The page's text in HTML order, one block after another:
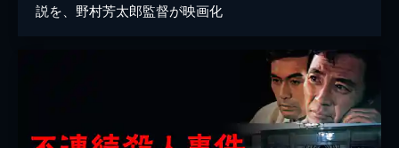
説を、野村芳太郎監督が映画化